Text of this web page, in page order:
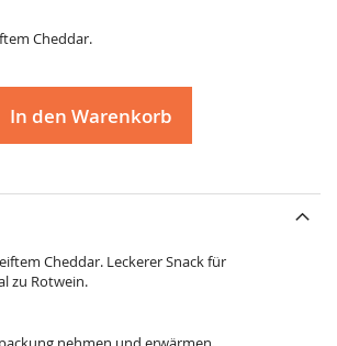
Cheddar.
In den Warenkorb
Cheddar. Leckerer Snack für
zu Rotwein.